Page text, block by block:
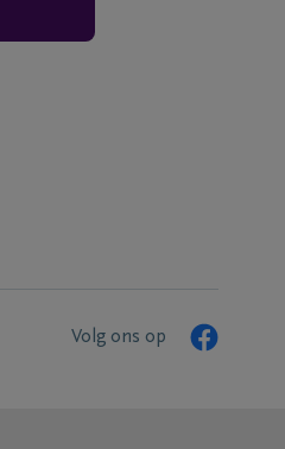
Volg ons op